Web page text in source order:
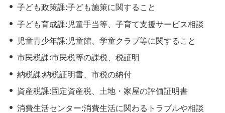
子ども政策課:子ども施策に関すること
子ども育成課:児童手当等、子育て支援サービス相談
児童青少年課:児童館、学童クラブ等に関すること
市民税課:市民税等の課税、税証明
納税課:納税証明書、市税の納付
資産税課:固定資産税、土地・家屋の評価証明書
消費生活センター:消費生活に関わるトラブルや相談